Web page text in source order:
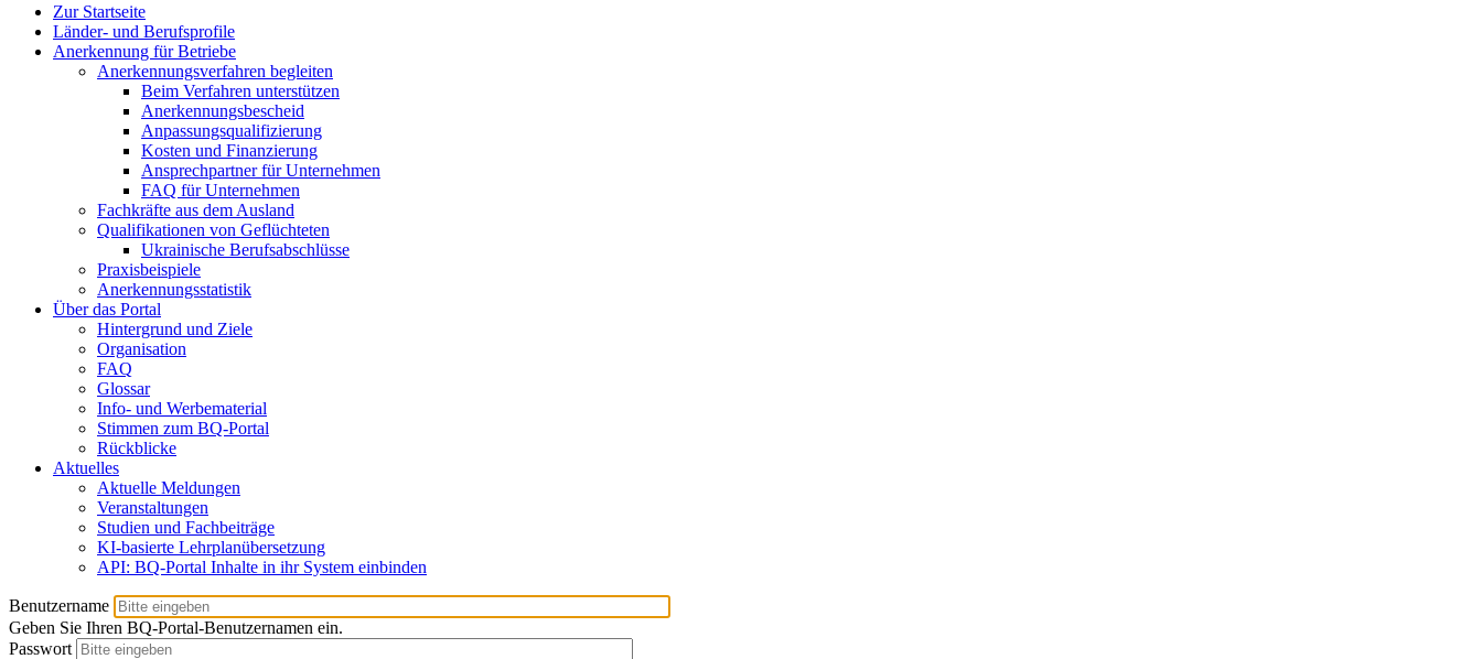
Zur Startseite
Länder- und Berufsprofile
Anerkennung für Betriebe
Anerkennungsverfahren begleiten
Beim Verfahren unterstützen
Anerkennungsbescheid
Anpassungsqualifizierung
Kosten und Finanzierung
Ansprechpartner für Unternehmen
FAQ für Unternehmen
Fachkräfte aus dem Ausland
Qualifikationen von Geflüchteten
Ukrainische Berufsabschlüsse
Praxisbeispiele
Anerkennungsstatistik
Über das Portal
Hintergrund und Ziele
Organisation
FAQ
Glossar
Info- und Werbematerial
Stimmen zum BQ-Portal
Rückblicke
Aktuelles
Aktuelle Meldungen
Veranstaltungen
Studien und Fachbeiträge
KI-basierte Lehrplanübersetzung
API: BQ-Portal Inhalte in ihr System einbinden
Benutzername
Geben Sie Ihren BQ-Portal-Benutzernamen ein.
Passwort